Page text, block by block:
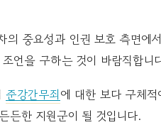
의 중요성과 인권 보호 측면에
언을 구하는 것이 바람직합니
준강간무죄에 대한 보다 구체적
든한 지원군이 될 것입니다.